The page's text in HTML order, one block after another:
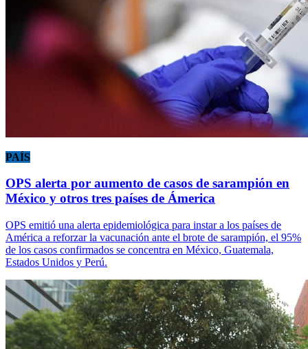
PAÍS
OPS alerta por aumento de casos de sarampión en
México y otros tres países de Ámerica
OPS emitió una alerta epidemiológica para instar a los países de
América a reforzar la vacunación ante el brote de sarampión, el 95%
de los casos confirmados se concentra en México, Guatemala,
Estados Unidos y Perú.